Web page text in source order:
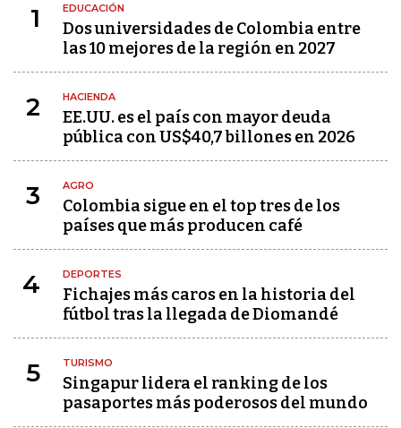
1 EDUCACIÓN
Dos universidades de Colombia entre
las 10 mejores de la región en 2027
2 HACIENDA
EE.UU. es el país con mayor deuda
pública con US$40,7 billones en 2026
3 AGRO
Colombia sigue en el top tres de los
países que más producen café
4 DEPORTES
Fichajes más caros en la historia del
fútbol tras la llegada de Diomandé
5 TURISMO
Singapur lidera el ranking de los
pasaportes más poderosos del mundo